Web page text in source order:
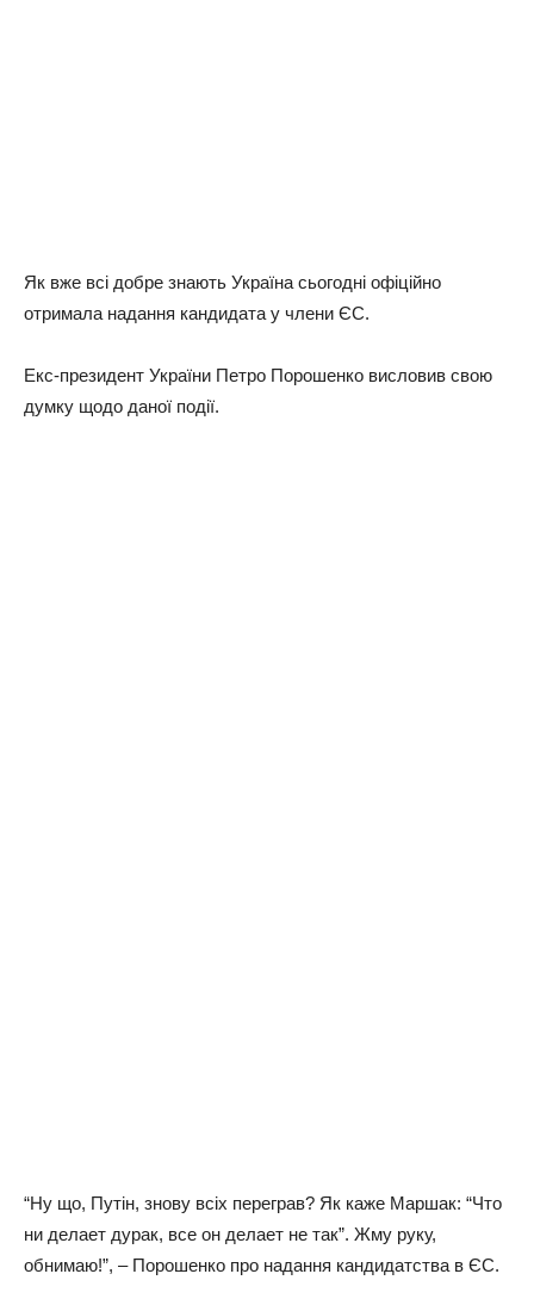
Як вже всі добре знають Україна сьогодні офіційно
отримала надання кандидата у члени ЄС.
Екс-президент України Петро Порошенко висловив свою
думку щодо даної події.
“Ну що, Путін, знову всіх переграв? Як каже Маршак: “Что
ни делает дурак, все он делает не так”. Жму руку,
обнимаю!”, – Порошенко про надання кандидатства в ЄС.